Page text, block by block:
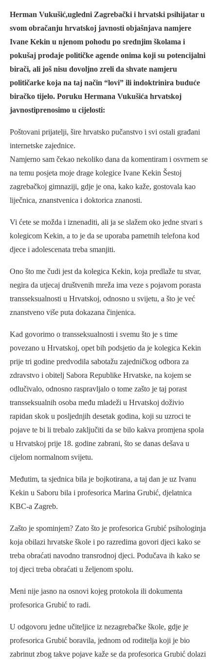
Herman Vukušić,ugledni Zagrebački i hrvatski psihijatar u
svom obračanju hrvatskoj javnosti objašnjava namjere
Ivane Kekin u njenom pohodu po srednjim školama i
pokušaj prodaje političke agende onima koji su potencijalni
birači, ali još nisu dovoljno zreli da shvate namjeru
političarke koja na taj način “lovi” ili indoktrinira buduće
biračko tijelo. Poruku Hermana Vukušića hrvatskoj
javnostiprenosimo u cijelosti:
Poštovani prijatelji, šire hrvatsko pučanstvo i svi ostali građani
internetske zajednice.
Namjerno sam čekao nekoliko dana da komentiram i osvrnem se
na temu posjeta moje drage kolegice Ivane Kekin Šestoj
zagrebačkoj gimnaziji, gdje je ona, kako kaže, gostovala kao
liječnica, znanstvenica i doktorica znanosti.
Vi ćete se možda i iznenaditi, ali ja se slažem oko jedne stvari s
kolegicom Kekin, a to je da se uporaba pametnih telefona kod
djece i adolescenata treba smanjiti.
Ono što me čudi jest da kolegica Kekin, koja predlaže tu stvar,
negira da utjecaj društvenih mreža ima veze s pojavom porasta
transseksualnosti u Hrvatskoj, odnosno u svijetu, a što je već
znanstveno više puta dokazana činjenica.
Kad govorimo o transseksualnosti i svemu što je s time
povezano u Hrvatskoj, opet bih podsjetio da je kolegica Kekin
prije tri godine predvodila sabotažu zajedničkog odbora za
zdravstvo i obitelj Sabora Republike Hrvatske, na kojem se
odlučivalo, odnosno raspravljalo o tome zašto je taj porast
transseksualnih osoba među mladeži u Hrvatskoj doživio
rapidan skok u posljednjih desetak godina, koji su uzroci te
pojave te bi li trebalo zaključiti da se bilo kakva promjena spola
u Hrvatskoj prije 18. godine zabrani, što se danas dešava u
cijelom normalnom svijetu.
Međutim, ta sjednica bila je bojkotirana, a taj dan je uz Ivanu
Kekin u Saboru bila i profesorica Marina Grubić, djelatnica
KBC-a Zagreb.
Zašto je spominjem? Zato što je profesorica Grubić psihologinja
koja obilazi hrvatske škole i po razredima govori djeci kako se
treba obraćati navodno transrodnoj djeci. Podučava ih kako se
toj djeci treba obraćati u željenom spolu.
Meni nije jasno na osnovi kojeg protokola ili dokumenta
profesorica Grubić to radi.
U odgovoru jedne učiteljice iz nezagrebačke škole, gdje je
profesorica Grubić boravila, jednom od roditelja koji je bio
zabrinut zbog takve pojave kaže se da profesorica Grubić dolazi